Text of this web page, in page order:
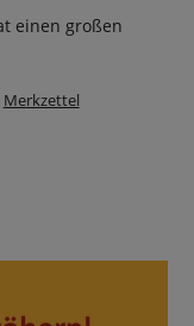
einen großen
In den Warenkorb
Merkzettel